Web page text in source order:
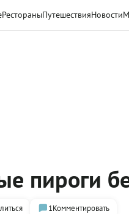
РестораныПутешествияНовости
пироги
1Комментировать